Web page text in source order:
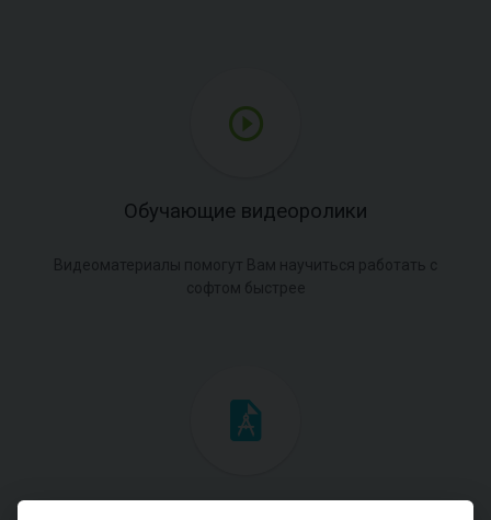
Обучающие видеоролики
Видеоматериалы помогут Вам научиться работать с
софтом быстрее